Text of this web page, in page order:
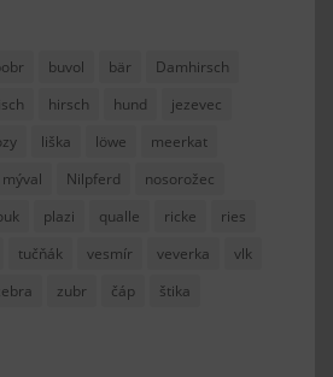
buvol bär
Damhirsch
hirsch hund
jezevec
liška löwe
meerkat
mýval Nilpferd
nosorožec
plazi qualle ricke
ries
tučňák vesmír veverka
vlk
zubr čáp
štika